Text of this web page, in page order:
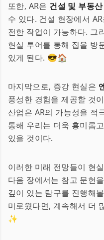
또한, AR은 건설 및 부동산
수 있다. 건설 현장에서
전한 작업이 가능하다. 그
현실 투어를 통해 집을 방
있게 된다. 😎🏠
마지막으로, 증강 현실은
풍성한 경험을 제공할 것
산업은 AR의 가능성을 적
통해 우리는 더욱 흥미롭
있을 것이다.
이러한 미래 전망들이 현
다음 장에서는 참고 문헌
깊이 있는 탐구를 진행해
미로웠다면, 계속해서 더
✨